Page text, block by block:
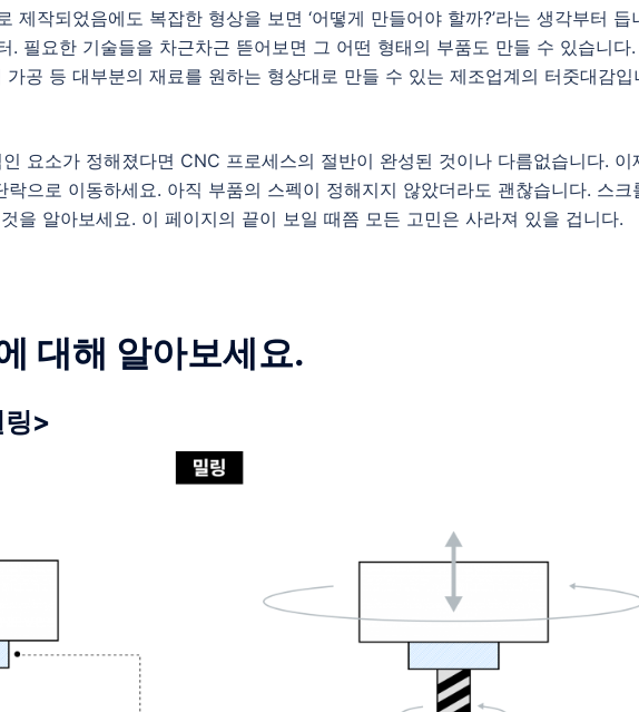
제작되었음에도 복잡한 형상을 보면 ‘어떻게 만들어야 할까?’라는 생각부터 듭
. 필요한 기술들을 차근차근 뜯어보면 그 어떤 형태의 부품도 만들 수 있습니다.
공 등 대부분의 재료를 원하는 형상대로 만들 수 있는 제조업계의 터줏대감입
요소가 정해졌다면 CNC 프로세스의 절반이 완성된 것이나 다름없습니다. 이
으로 이동하세요. 아직 부품의 스펙이 정해지지 않았더라도 괜찮습니다. 스크
을 알아보세요. 이 페이지의 끝이 보일 때쯤 모든 고민은 사라져 있을 겁니다.
대해 알아보세요.
링>